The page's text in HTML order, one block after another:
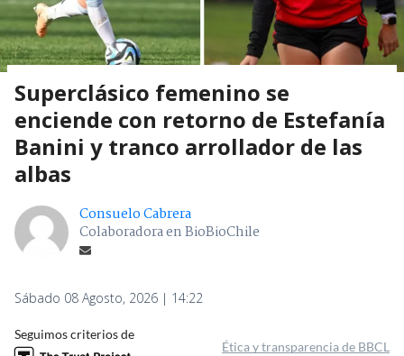
Superclásico femenino se
enciende con retorno de Estefanía
Banini y tranco arrollador de las
albas
Consuelo Cabrera
Colaboradora en BioBioChile
Sábado 08 Agosto, 2026 | 14:22
Seguimos criterios de
Ética y transparencia de BBCL